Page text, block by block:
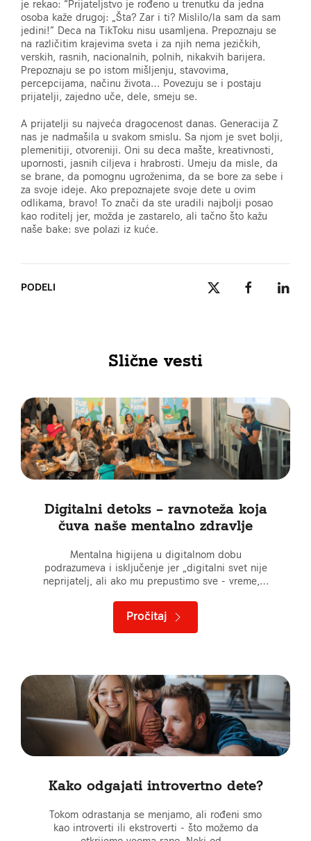
je rekao: “Prijateljstvo je rođeno u trenutku da jedna
osoba kaže drugoj: „Šta? Zar i ti? Mislilo/la sam da sam
jedini!” Deca na TikToku nisu usamljena. Prepoznaju se
na različitim krajevima sveta i za njih nema jezičkih,
verskih, rasnih, nacionalnih, polnih, nikakvih barijera.
Prepoznaju se po istom mišljenju, stavovima,
percepcijama, načinu života… Povezuju se i postaju
prijatelji, zajedno uče, dele, smeju se.
A prijatelji su najveća dragocenost danas. Generacija Z
nas je nadmašila u svakom smislu. Sa njom je svet bolji,
plemenitiji, otvoreniji. Oni su deca mašte, kreativnosti,
upornosti, jasnih ciljeva i hrabrosti. Umeju da misle, da
se brane, da pomognu ugroženima, da se bore za sebe i
za svoje ideje. Ako prepoznajete svoje dete u ovim
odlikama, bravo! To znači da ste uradili najbolji posao
kao roditelj jer, možda je zastarelo, ali tačno što kažu
naše bake: sve polazi iz kuće.
PODELI
Slične vesti
Digitalni detoks – ravnoteža koja
čuva naše mentalno zdravlje
Mentalna higijena u digitalnom dobu
podrazumeva i isključenje jer „digitalni svet nije
neprijatelj, ali ako mu prepustimo sve - vreme,…
Pročitaj
Kako odgajati introvertno dete?
Tokom odrastanja se menjamo, ali rođeni smo
kao introverti ili ekstroverti - što možemo da